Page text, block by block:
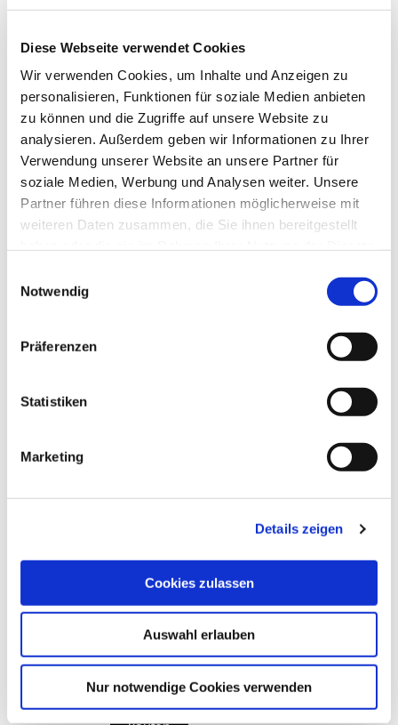
Diese Webseite verwendet Cookies
Wir verwenden Cookies, um Inhalte und Anzeigen zu
personalisieren, Funktionen für soziale Medien anbieten
zu können und die Zugriffe auf unsere Website zu
analysieren. Außerdem geben wir Informationen zu Ihrer
Verwendung unserer Website an unsere Partner für
soziale Medien, Werbung und Analysen weiter. Unsere
Partner führen diese Informationen möglicherweise mit
weiteren Daten zusammen, die Sie ihnen bereitgestellt
Notwendig
Präferenzen
Statistiken
Marketing
Details zeigen
Cookies zulassen
Auswahl erlauben
Nur notwendige Cookies verwenden
Ich akzeptiere dieDatenschutzbestimmungen
PASSENDES
ZUBEHÖR
Arbeitshandschuhe Nitril Gr. 10 (XL), Art.-Nr.
EUR1,65Inkl. MwSt *
Mikrofasertuch Art.-Nr. 24060
2,95Exkl. MwSt
Inkl. MwSt